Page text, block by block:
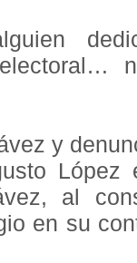
y
al
en su